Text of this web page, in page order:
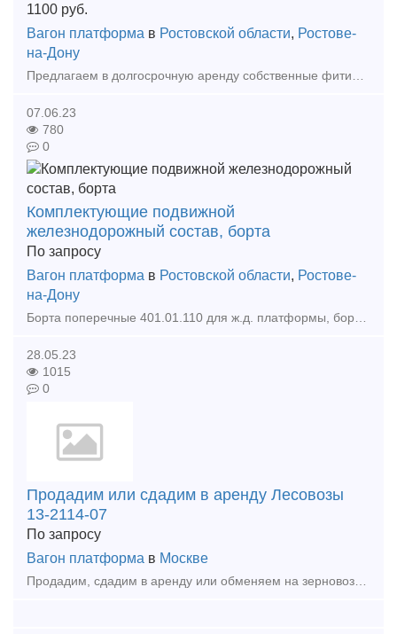
1100 руб.
Вагон платформа в Ростовской области, Ростове-
на-Дону
Предлагаем в долгосрочную аренду собственные фитинговые платформы в количестве 3 (трех) штук. Отремонтированы,продлены. В случае заинтересованности писать или звонить по телефону. Контактн
07.06.23
780
0
Комплектующие подвижной
железнодорожный состав, борта
По запросу
Вагон платформа в Ростовской области, Ростове-
на-Дону
Борта поперечные 401.01.110 для ж.д. платформы, борта продольные 401.01.040 для ж.д. платформы! низкие цены! В наличии на складе! среднее и мелкое литье, упоры передний, задний с над пятником!
28.05.23
1015
0
Продадим или сдадим в аренду Лесовозы
13-2114-07
По запросу
Вагон платформа в Москве
Продадим, сдадим в аренду или обменяем на зерновозы (со взаимовыгодным перерасчетом) платформы для перевозки леса модель 13-2114-07, 75 штук, год выпуска 2012г, вагоны находятся в Латвии. О